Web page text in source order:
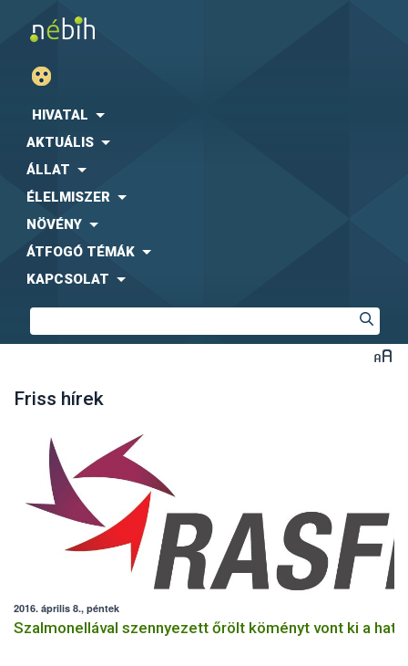
HIVATAL
AKTUÁLIS
ÁLLAT
ÉLELMISZER
NÖVÉNY
ÁTFOGÓ TÉMÁK
KAPCSOLAT
Friss hírek
2016. április 8., péntek
Szalmonellával szennyezett őrölt köményt vont ki a